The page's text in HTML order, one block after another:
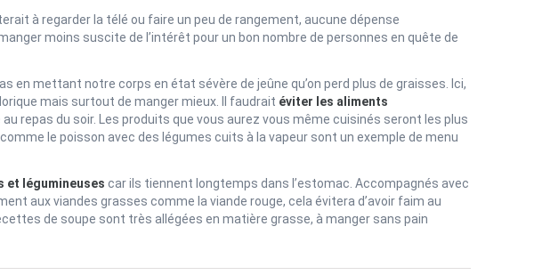
à regarder la télé ou faire un peu de rangement, aucune dépense
moins suscite de l’intérêt pour un bon nombre de personnes en quête de
en mettant notre corps en état sévère de jeûne qu’on perd plus de graisses. Ici,
mais surtout de manger mieux. Il faudrait éviter les aliments
repas du soir. Les produits que vous aurez vous même cuisinés seront les plus
comme le poisson avec des légumes cuits à la vapeur sont un exemple de menu
et légumineuses car ils tiennent longtemps dans l’estomac. Accompagnés avec
aux viandes grasses comme la viande rouge, cela évitera d’avoir faim au
de soupe sont très allégées en matière grasse, à manger sans pain